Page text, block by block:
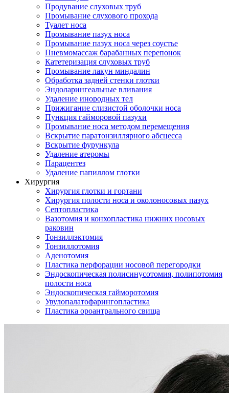
Продувание слуховых труб
Промывание слухового прохода
Туалет носа
Промывание пазух носа
Промывание пазух носа через соустье
Пневмомассаж барабанных перепонок
Катетеризация слуховых труб
Промывание лакун миндалин
Обработка задней стенки глотки
Эндоларингеальные вливания
Удаление инородных тел
Прижигание слизистой оболочки носа
Пункция гайморовой пазухи
Промывание носа методом перемещения
Вскрытие паратонзиллярного абсцесса
Вскрытие фурункула
Удаление атеромы
Парацентез
Удаление папиллом глотки
Хирургия
Хирургия глотки и гортани
Хирургия полости носа и околоносовых пазух
Септопластика
Вазотомия и конхопластика нижних носовых
раковин
Тонзиллэктомия
Тонзиллотомия
Аденотомия
Пластика перфорации носовой перегородки
Эндоскопическая полисинусотомия, полипотомия
полости носа
Эндоскопическая гайморотомия
Увулопалатофарингопластика
Пластика ороантрального свища